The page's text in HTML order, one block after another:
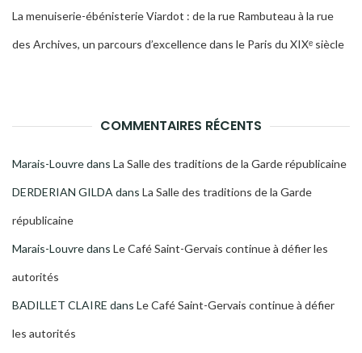
La menuiserie-ébénisterie Viardot : de la rue Rambuteau à la rue
des Archives, un parcours d’excellence dans le Paris du XIXᵉ siècle
COMMENTAIRES RÉCENTS
Marais-Louvredans La Salle des traditions de la Garde républicaine
DERDERIAN GILDA dans La Salle des traditions de la Garde
républicaine
Marais-Louvredans Le Café Saint-Gervais continue à défier les
autorités
BADILLET CLAIRE dans Le Café Saint-Gervais continue à défier
les autorités